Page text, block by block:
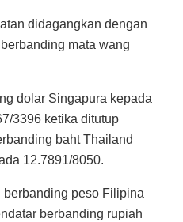
didagangkan dengan
mata wang
dolar Singapura kepada
3396 ketika ditutup
baht Thailand
12.7891/8050.
peso Filipina
berbanding rupiah